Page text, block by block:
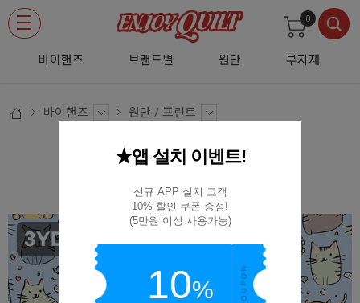
바이핸즈 브랜드별 원단 부자재
0
바이핸즈 원단 / 프린트
DTP 말랑 고양이 파티 - 3YD 1세트
EYPD-D61 3YD
★앱 설치 이벤트!
신규 APP 설치 고객
10% 할인 쿠폰 증정!
(5만원 이상 사용가능)
10%